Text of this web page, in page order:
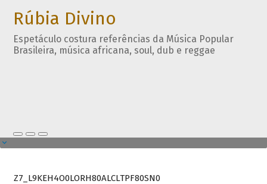
Rúbia Divino
Espetáculo costura referências da Música Popular
Brasileira, música africana, soul, dub e reggae
Z7_L9KEH4O0LORH80ALCLTPF80SN0